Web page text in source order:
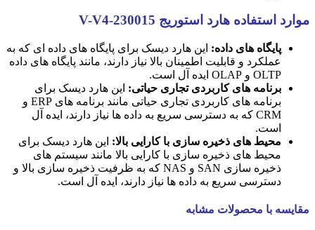
موارد استفاده هارد استوریج V-V4-230015
پایگاه های داده: این هارد دیسک برای پایگاه های داده ای که به
عملکرد و قابلیت اطمینان بالا نیاز دارند، مانند پایگاه های داده
OLTP و OLAP ایده آل است.
برنامه های کاربردی تجاری حیاتی: این هارد دیسک برای
برنامه های کاربردی تجاری حیاتی مانند برنامه های ERP و
CRM که به دسترسی سریع به داده ها نیاز دارند، ایده آل
است.
محیط های ذخیره سازی با کارایی بالا: این هارد دیسک برای
محیط های ذخیره سازی با کارایی بالا مانند سیستم های
ذخیره سازی SAN و NAS که به ظرفیت ذخیره سازی بالا و
دسترسی سریع به داده ها نیاز دارند، ایده آل است.
مقایسه با محصولات مشابه